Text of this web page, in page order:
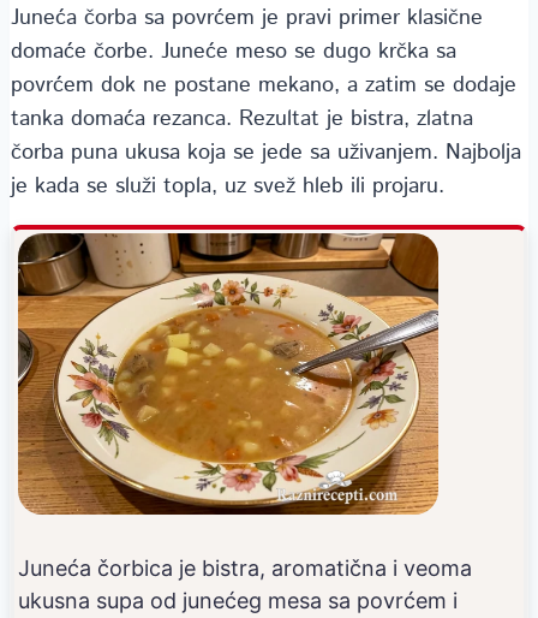
Juneća čorba sa povrćem je pravi primer klasične
domaće čorbe. Juneće meso se dugo krčka sa
povrćem dok ne postane mekano, a zatim se dodaje
tanka domaća rezanca. Rezultat je bistra, zlatna
čorba puna ukusa koja se jede sa uživanjem. Najbolja
je kada se služi topla, uz svež hleb ili projaru.
Juneća čorbica je bistra, aromatična i veoma
ukusna supa od junećeg mesa sa povrćem i